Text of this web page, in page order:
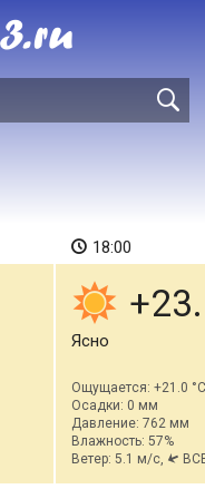
18:00
Ясно
Ощущается: +21.0 °C
Осадки: 0 мм
Давление: 762 мм
Влажность: 57%
Ветер: 5.1 м/с,